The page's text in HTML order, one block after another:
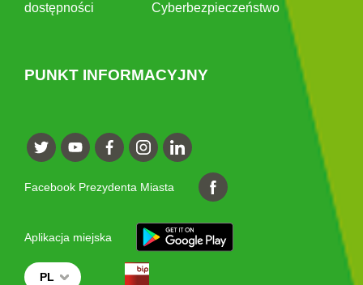
dostępności
Cyberbezpieczeństwo
PUNKT INFORMACYJNY
Facebook Prezydenta Miasta
Aplikacja miejska
PL